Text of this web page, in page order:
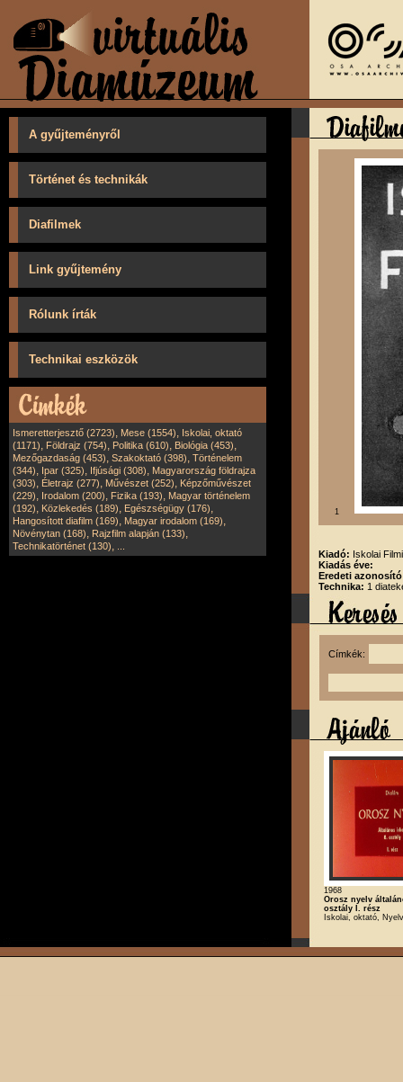
A gyűjteményről
Történet és technikák
Diafilmek
Link gyűjtemény
Rólunk írták
Technikai eszközök
Ismeretterjesztő (2723), Mese (1554), Iskolai, oktató
(1171), Földrajz (754), Politika (610), Biológia (453),
Mezőgazdaság (453), Szakoktató (398), Történelem
(344), Ipar (325), Ifjúsági (308), Magyarország földrajza
(303), Életrajz (277), Művészet (252), Képzőművészet
(229), Irodalom (200), Fizika (193), Magyar történelem
(192), Közlekedés (189), Egészségügy (176),
Hangosított diafilm (169), Magyar irodalom (169),
Növénytan (168), Rajzfilm alapján (133),
Technikatörténet (130),
1
Kiadó: Iskolai
Kiadás éve:
Eredeti
Technika: 1
Címkék:
1968
Orosz nyelv
osztály I. rész
Iskolai, oktató,